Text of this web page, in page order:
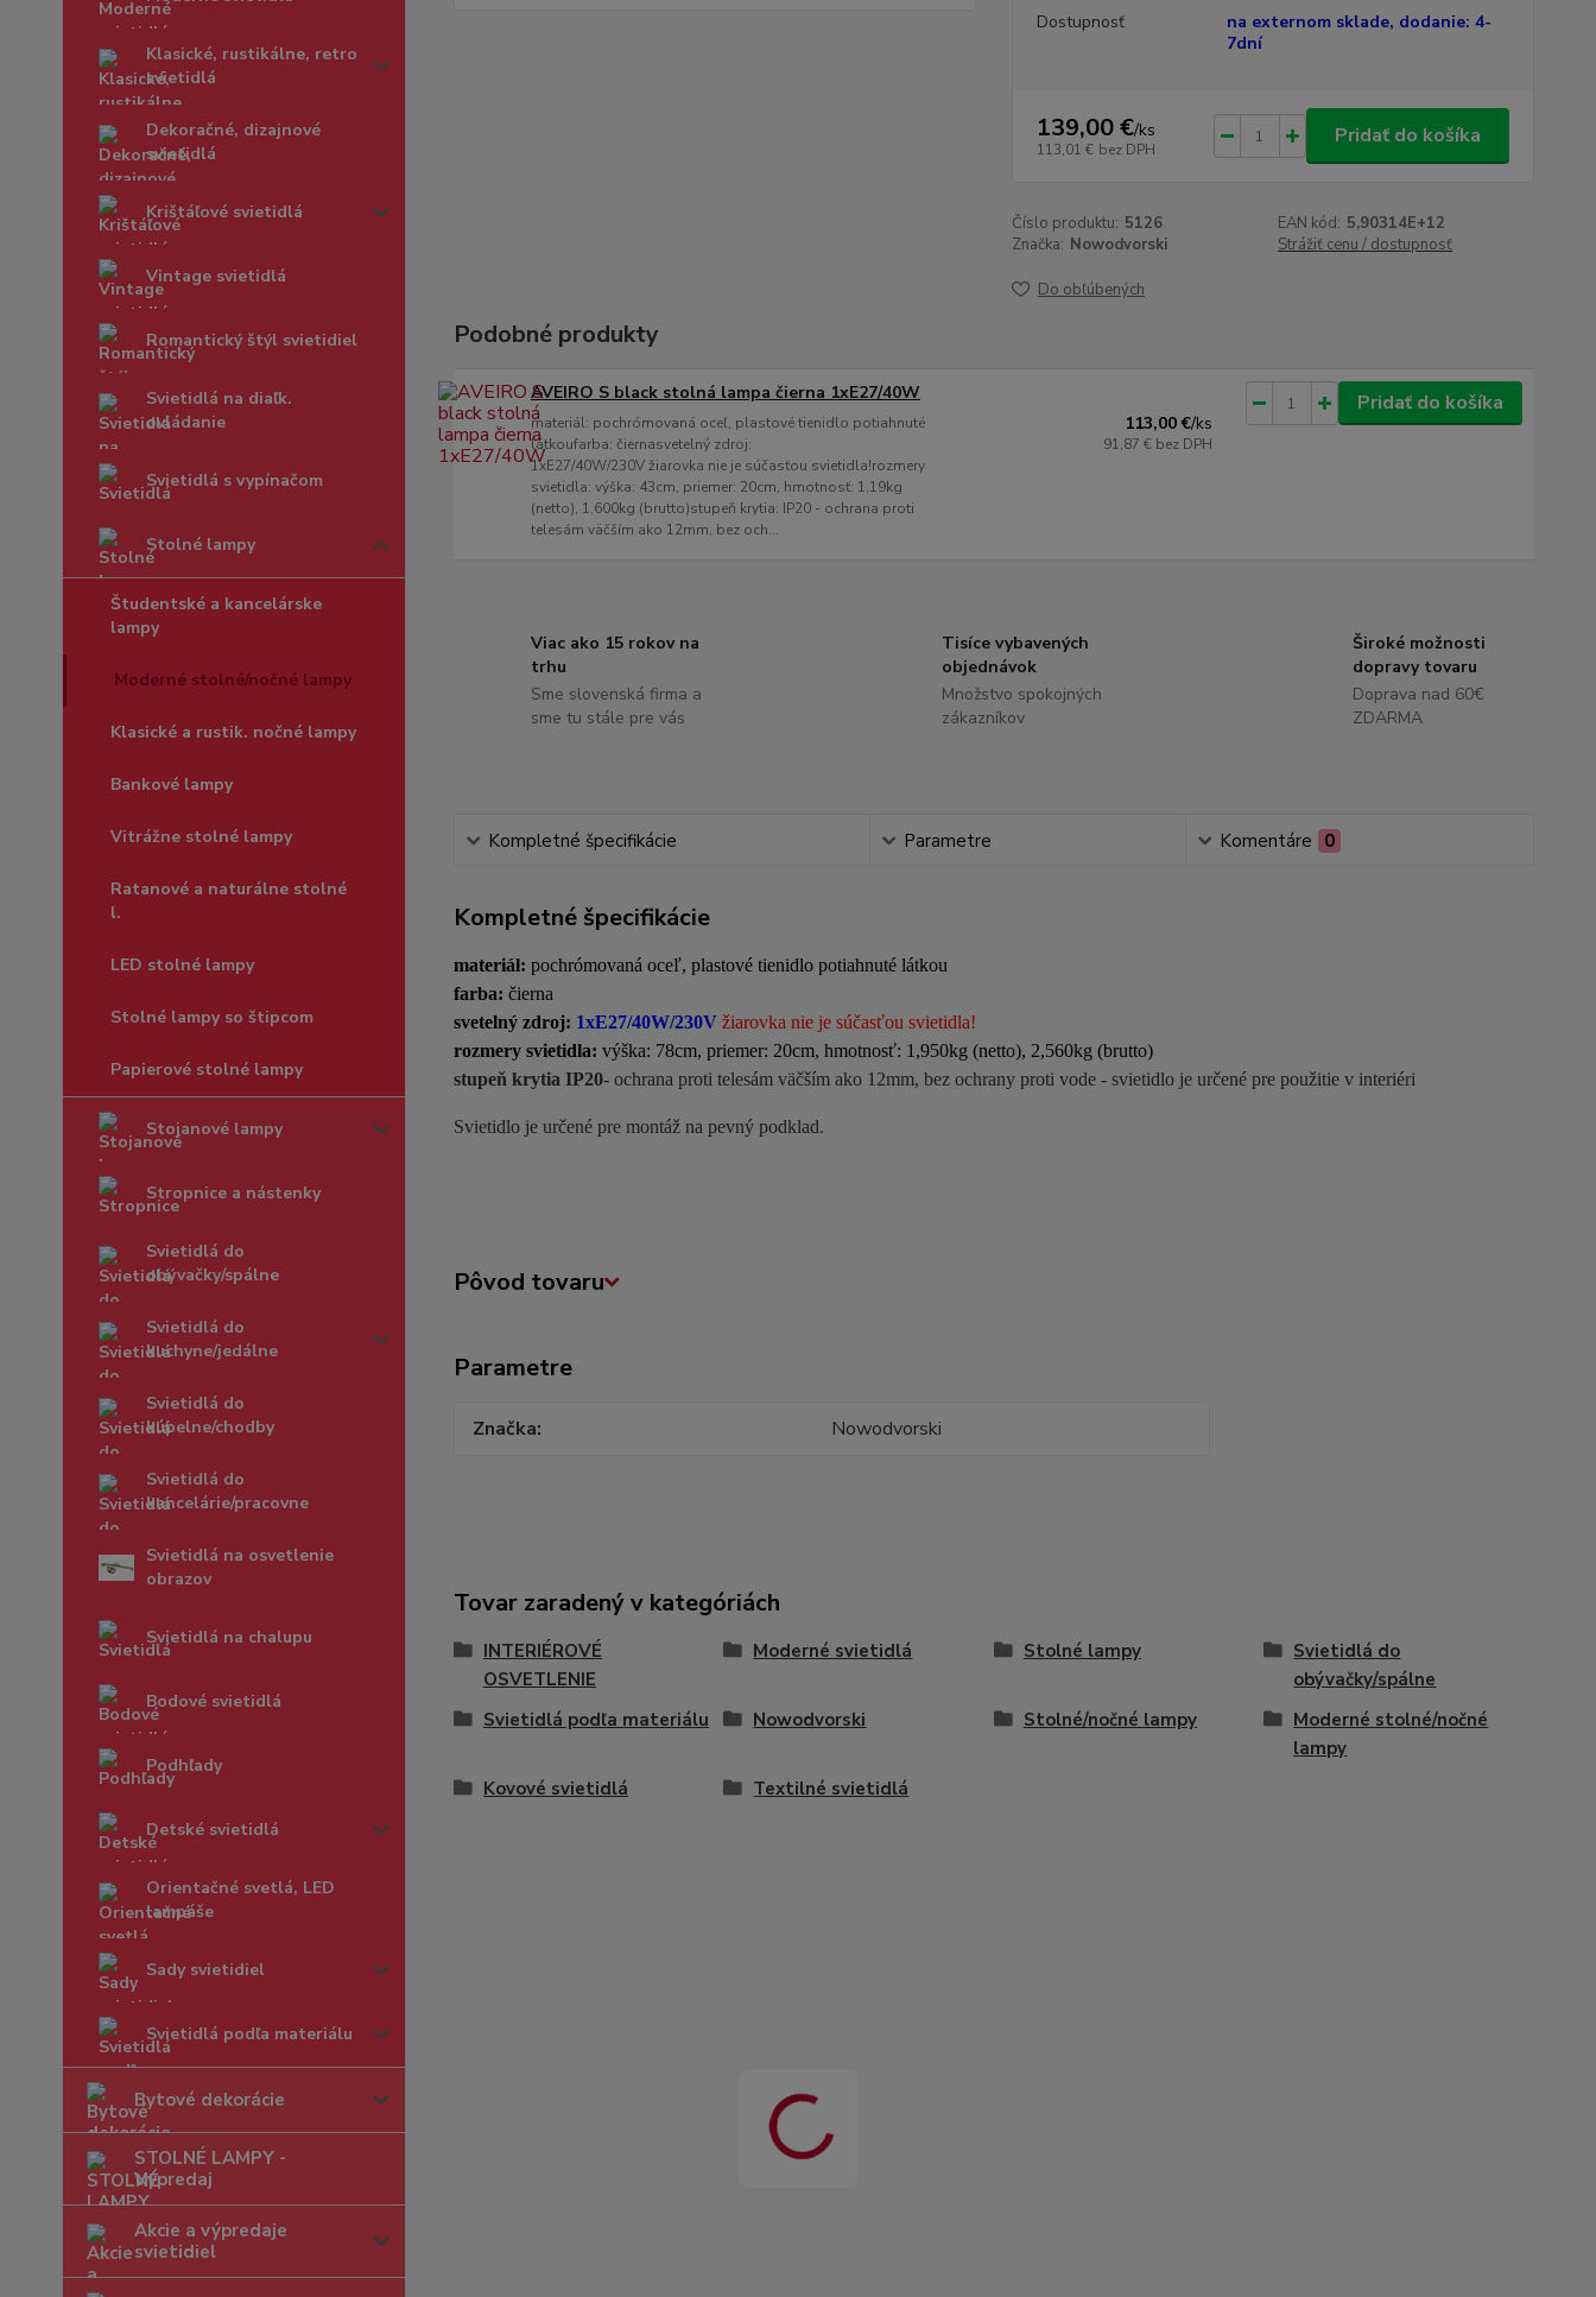
Klasické, rustikálne, retro
svietidlá
Dekoračné, dizajnové
svietidlá
Krištáľové svietidlá
Vintage svietidlá
Romantický štýl svietidiel
Svietidlá na diaľk.
ovládanie
Svietidlá s vypínačom
Stolné lampy
Študentské a kancelárske
lampy
Moderné stolné/nočné lampy
Klasické a rustik. nočné lampy
Bankové lampy
Vitrážne stolné lampy
Ratanové a naturálne stolné
l.
LED stolné lampy
Stolné lampy so štipcom
Papierové stolné lampy
Stojanové lampy
Stropnice a nástenky
Svietidlá do
obývačky/spálne
Svietidlá do
kuchyne/jedálne
Svietidlá do
kúpelne/chodby
Svietidlá do
kancelárie/pracovne
Svietidlá na osvetlenie
obrazov
Svietidlá na chalupu
Bodové svietidlá
Podhľady
Detské svietidlá
Orientačné svetlá, LED
lampáše
Sady svietidiel
Svietidlá podľa materiálu
Bytové dekorácie
STOLNÉ LAMPY -
Výpredaj
Akcie a výpredaje
svietidiel
Dostupnosť
na externom sklade, dodanie: 4-
7dní
139,00 €/ks
113,01 € bez DPH
Pridať do košíka
Číslo produktu: 5126 EAN kód: 5,90314E+12
Značka: Nowodvorski Strážiť cenu / dostupnosť
Do obľúbených
Podobné produkty
AVEIRO S black stolná lampa čierna 1xE27/40W
materiál: pochrómovaná oceľ, plastové tienidlo potiahnuté
látkoufarba: čiernasvetelný zdroj:
1xE27/40W/230V žiarovka nie je súčasťou svietidla!rozmery
svietidla: výška: 43cm, priemer: 20cm, hmotnosť: 1,19kg
(netto), 1,600kg (brutto)stupeň krytia: IP20 - ochrana proti
telesám väčším ako 12mm, bez och...
113,00 €/ks
91,87 € bez DPH
Pridať do košíka
Viac ako 15 rokov na
trhu
Sme slovenská firma a
sme tu stále pre vás
Tisíce vybavených
objednávok
Množstvo spokojných
zákazníkov
Široké možnosti
dopravy tovaru
Doprava nad 60€
ZDARMA
Kompletné špecifikácie Parametre Komentáre 0
Kompletné špecifikácie
materiál: pochrómovaná oceľ, plastové tienidlo potiahnuté látkou
farba: čierna
svetelný zdroj: 1xE27/40W/230V žiarovka nie je súčasťou svietidla!
rozmery svietidla: výška: 78cm, priemer: 20cm, hmotnosť: 1,950kg (netto), 2,560kg (brutto)
stupeň krytia IP20- ochrana proti telesám väčším ako 12mm, bez ochrany proti vode - svietidlo je určené pre použitie v interiéri
Svietidlo je určené pre montáž na pevný podklad.
Pôvod tovaru
Parametre
Značka Nowodvorski
Tovar zaradený v kategóriách
INTERIÉROVÉ
OSVETLENIE
Moderné svietidlá Stolné lampy
Svietidlá do
obývačky/spálne
Svietidlá podľa materiálu
Nowodvorski Stolné/nočné lampy
Moderné stolné/nočné
lampy
Kovové svietidlá
Textilné svietidlá